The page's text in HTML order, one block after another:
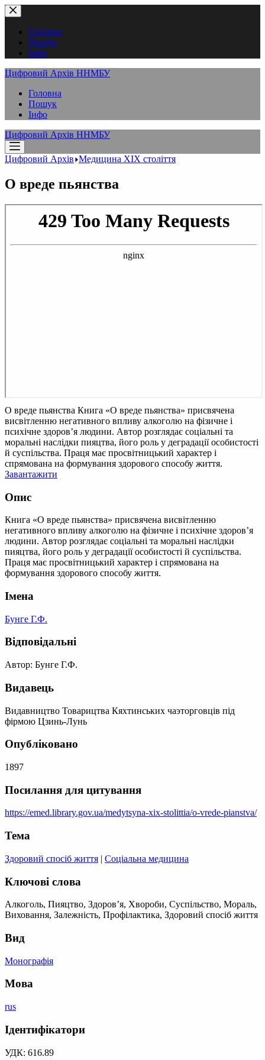
Перейти
до
вмістуГоловна
Пошук
Інфо
Цифровий Архів ННМБУ
Головна
Пошук
Інфо
Цифровий Архів ННМБУ
Цифровий Архів Медицина XІX століття
О вреде пьянства
О вреде пьянства Книга «О вреде пьянства» присвячена
висвітленню негативного впливу алкоголю на фізичне і
психічне здоров’я людини. Автор розглядає соціальні та
моральні наслідки пияцтва, його роль у деградації особистості
й суспільства. Праця має просвітницький характер і
спрямована на формування здорового способу життя.
Завантажити
Опис
Книга «О вреде пьянства» присвячена висвітленню
негативного впливу алкоголю на фізичне і психічне здоров’я
людини. Автор розглядає соціальні та моральні наслідки
пияцтва, його роль у деградації особистості й суспільства.
Праця має просвітницький характер і спрямована на
формування здорового способу життя.
Імена
Бунге Г.Ф.
Відповідальні
Автор: Бунге Г.Ф.
Видавець
Видавництво Товарицтва Кяхтинських чаэторговців під
фірмою Цзинь-Лунь
Опубліковано
1897
Посилання для цитування
https://emed.library.gov.ua/medytsyna-xix-stolittia/o-vrede-pianstva/
Тема
Здоровий спосіб життя | Соціальна медицина
Ключові слова
Алкоголь, Пияцтво, Здоров’я, Хвороби, Суспільство, Мораль,
Виховання, Залежність, Профілактика, Здоровий спосіб життя
Вид
Монографія
Мова
rus
Ідентифікатори
УДК: 616.89